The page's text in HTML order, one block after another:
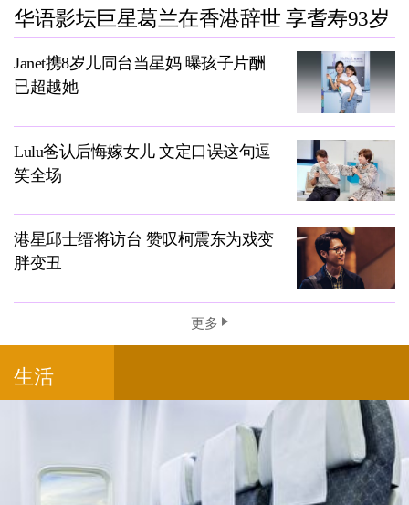
华语影坛巨星葛兰在香港辞世 享耆寿93岁
Janet携8岁儿同台当星妈 曝孩子片酬
已超越她
Lulu爸认后悔嫁女儿 文定口误这句逗
笑全场
港星邱士缙将访台 赞叹柯震东为戏变
胖变丑
更多
生活